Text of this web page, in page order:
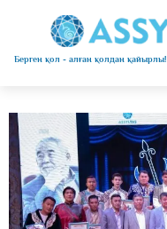
Берген қол - алған қолдан қайырлы!